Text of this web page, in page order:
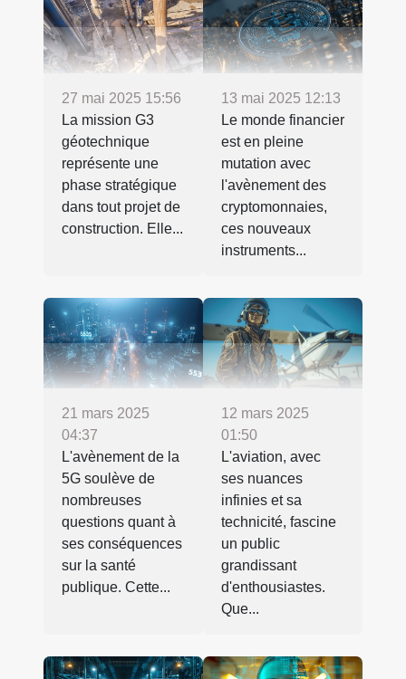
27 mai 2025 15:56
La mission G3
géotechnique
représente une
phase stratégique
dans tout projet de
construction. Elle...
13 mai 2025 12:13
Le monde financier
est en pleine
mutation avec
l'avènement des
cryptomonnaies,
ces nouveaux
instruments...
21 mars 2025
04:37
L'avènement de la
5G soulève de
nombreuses
questions quant à
ses conséquences
sur la santé
publique. Cette...
12 mars 2025
01:50
L'aviation, avec
ses nuances
infinies et sa
technicité, fascine
un public
grandissant
d'enthousiastes.
Que...